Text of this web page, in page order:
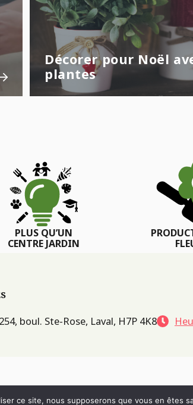
Décorer pour Noël
plantes
PLUS QU’UN
CENTRE JARDIN
boul. Ste-Rose, Laval, H7P 4K8
ce site, nous supposerons que vous en êtes